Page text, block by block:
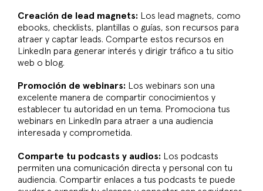
Creación de lead magnets: Los lead magnets, como
ebooks, checklists, plantillas o guías, son recursos para
atraer y captar leads. Comparte estos recursos en
LinkedIn para generar interés y dirigir tráfico a tu sitio
web o blog.
Promoción de webinars: Los webinars son una
excelente manera de compartir conocimientos y
establecer tu autoridad en un tema. Promociona tus
webinars en LinkedIn para atraer a una audiencia
interesada y comprometida.
Comparte tu podcasts y audios: Los podcasts
permiten una comunicación directa y personal con tu
audiencia. Compartir enlaces a tus podcasts te puede